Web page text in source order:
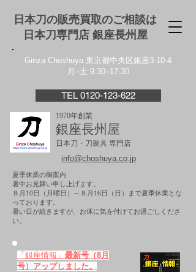
日本刀の販売買取のご相談は
日本刀専門店 銀座⻑州屋
Ginza Choshuya 東京都中央区銀座3-10-4
月–土 9:30–17:30
TEL 0120-123-622
1970年創業
銀座長州屋
日本刀・刀装具 専門店
info@choshuya.co.jp
夏季休業の御案内
暑中お見舞い申し上げます。
８月10日（月曜日）～８月16日（日）まで夏季休業とな
っております。
​暑い日が続きますが、お体に気を付けてお過ごしくださ
い。
「銀座情報」 最新号（8月
号）アップしました。